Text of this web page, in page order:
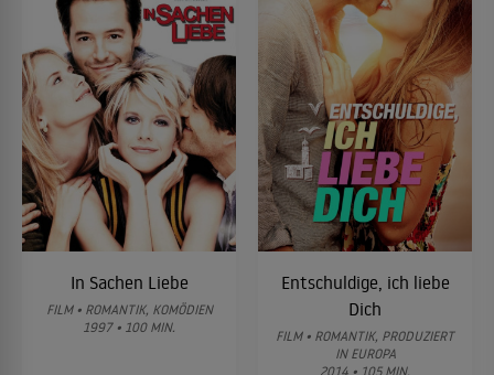
In Sachen Liebe
FILM • ROMANTIK, KOMÖDIEN
1997 • 100 MIN.
Entschuldige, ich liebe
Dich
FILM • ROMANTIK, PRODUZIERT
IN EUROPA
2014 • 105 MIN.